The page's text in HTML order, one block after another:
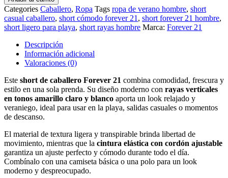
Categories Caballero, Ropa Tags ropa de verano hombre, short
casual caballero, short cómodo forever 21 , short forever 21 hombre,
short ligero para playa, short rayas hombre Marca: Forever 21
Descripción
Información adicional
Valoraciones (0)
Este short de caballero Forever 21 combina comodidad, frescura y
estilo en una sola prenda. Su diseño moderno con rayas verticales
en tonos amarillo claro y blanco aporta un look relajado y
veraniego, ideal para usar en la playa, salidas casuales o momentos
de descanso.
El material de textura ligera y transpirable brinda libertad de
movimiento, mientras que la cintura elástica con cordón ajustable
garantiza un ajuste perfecto y cómodo durante todo el día.
Combínalo con una camiseta básica o una polo para un look
moderno y despreocupado.